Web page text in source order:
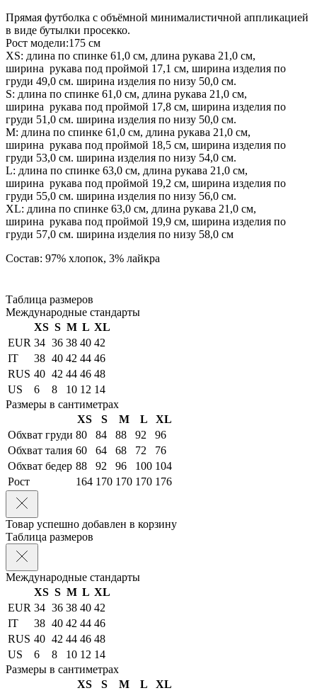
Прямая футболка с объёмной минималистичной аппликацией
в виде бутылки просекко.
Рост модели:175 см
XS: длина по спинке 61,0 см, длина рукава 21,0 см,
ширина рукава под проймой 17,1 см, ширина изделия по
груди 49,0 см. ширина изделия по низу 50,0 см.
S: длина по спинке 61,0 см, длина рукава 21,0 см,
ширина рукава под проймой 17,8 см, ширина изделия по
груди 51,0 см. ширина изделия по низу 50,0 см.
М: длина по спинке 61,0 см, длина рукава 21,0 см,
ширина рукава под проймой 18,5 см, ширина изделия по
груди 53,0 см. ширина изделия по низу 54,0 см.
L: длина по спинке 63,0 см, длина рукава 21,0 см,
ширина рукава под проймой 19,2 см, ширина изделия по
груди 55,0 см. ширина изделия по низу 56,0 см.
XL: длина по спинке 63,0 см, длина рукава 21,0 см,
ширина рукава под проймой 19,9 см, ширина изделия по
груди 57,0 см. ширина изделия по низу 58,0 см
Состав: 97% хлопок, 3% лайкра
Таблица размеров
Международные стандарты
XS S M L XL
EUR 34 36 38 40 42
IT
38 40 42 44 46
RUS 40 42 44 46 48
US
6 8 10 12 14
Размеры в сантиметрах
XS
S M L
XL
Обхват груди 80 84 88 92
96
Обхват талия 60 64 68 72
76
Обхват бедер 88 92 96 100 104
Рост
164 170 170 170 176
Товар успешно добавлен в корзину
Таблица размеров
Международные стандарты
XS S M L XL
EUR 34 36 38 40 42
IT
38 40 42 44 46
RUS 40 42 44 46 48
US
6 8 10 12 14
Размеры в сантиметрах
XS
S M L XL